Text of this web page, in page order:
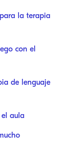
la terapia
con el
de lenguaje
el aula